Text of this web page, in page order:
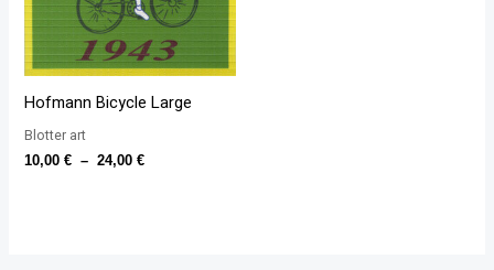
Hofmann Bicycle Large
Blotter art
10,00€ – 24,00€